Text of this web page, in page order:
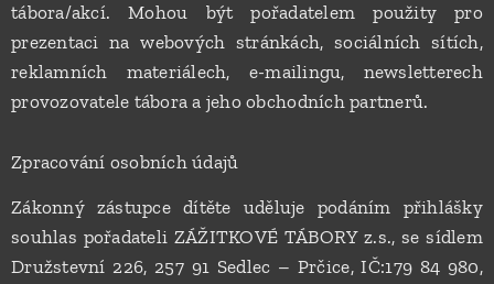
tábora/akcí. Mohou být pořadatelem použity pro
prezentaci na webových stránkách, sociálních sítích,
reklamních materiálech, e-mailingu, newsletterech
provozovatele tábora a jeho obchodních partnerů.
Zpracování osobních údajů
Zákonný zástupce dítěte uděluje podáním přihlášky
souhlas pořadateli ZÁŽITKOVÉ TÁBORY z.s., se sídlem
Družstevní 226, 257 91 Sedlec – Prčice, IČ:179 84 980,